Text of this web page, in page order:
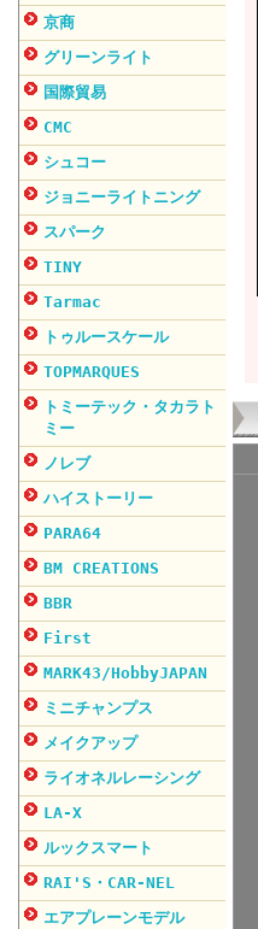
京商
グリーンライト
国際貿易
CMC
シュコー
ジョニーライトニング
スパーク
TINY
Tarmac
トゥルースケール
TOPMARQUES
トミーテック・タカラト
ミー
ノレブ
ハイストーリー
PARA64
BM CREATIONS
BBR
First
MARK43/HobbyJAPAN
ミニチャンプス
メイクアップ
ライオネルレーシング
LA-X
ルックスマート
RAI'S・CAR-NEL
エアプレーンモデル